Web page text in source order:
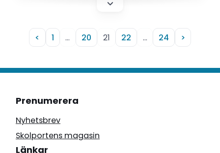
Åsa Larsson och Jack Werner, journalister och
< 1 … 20 21 22 … 24 >
Prenumerera
Nyhetsbrev
Skolportens magasin
Länkar